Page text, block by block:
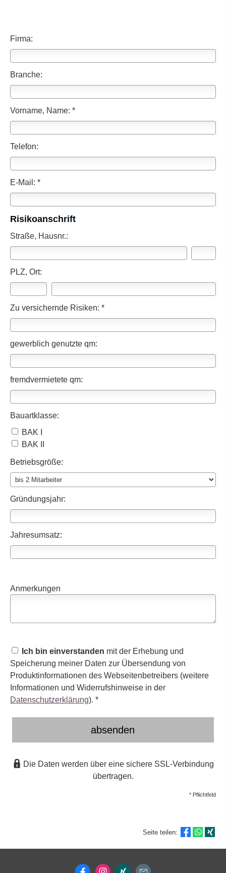
Firma:
Branche:
Vorname, Name: *
Telefon:
E-Mail: *
Risiko­anschrift
Straße, Hausnr.:
PLZ, Ort:
Zu ver­sichernde Risiken: *
gewerblich genutzte qm:
fremdvermietete qm:
Bauartklasse:
BAK I
BAK II
Betriebsgröße:
Gründungsjahr:
Jahresumsatz:
Anmerkungen
Ich bin einverstanden mit der Erhebung und
Speicherung meiner Daten zur Übersendung von
Produktinformationen des Webseitenbetreibers (weitere
Informationen und Widerrufshinweise in der
Datenschutzerklärung). *
absenden
Die Daten werden über eine sichere SSL-Verbindung
übertragen.
* Pflichtfeld
Seite teilen: